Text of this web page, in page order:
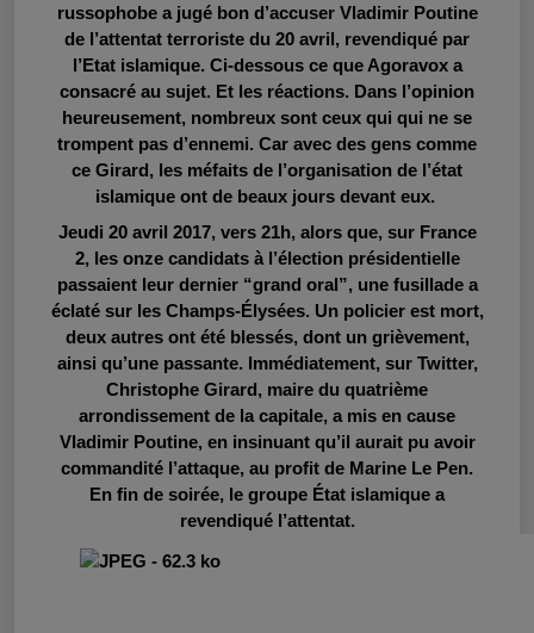
russophobe a jugé bon d’accuser Vladimir Poutine
de l’attentat terroriste du 20 avril, revendiqué par
l’Etat islamique. Ci-dessous ce que Agoravox a
consacré au sujet. Et les réactions. Dans l’opinion
heureusement, nombreux sont ceux qui qui ne se
trompent pas d’ennemi. Car avec des gens comme
ce Girard, les méfaits de l’organisation de l’état
islamique ont de beaux jours devant eux.
Jeudi 20 avril 2017, vers 21h, alors que, sur France
2, les onze candidats à l’élection présidentielle
passaient leur dernier “grand oral”, une fusillade a
éclaté sur les Champs-Élysées. Un policier est mort,
deux autres ont été blessés, dont un grièvement,
ainsi qu’une passante. Immédiatement, sur Twitter,
Christophe Girard, maire du quatrième
arrondissement de la capitale, a mis en cause
Vladimir Poutine, en insinuant qu’il aurait pu avoir
commandité l’attaque, au profit de Marine Le Pen.
En fin de soirée, le groupe État islamique a
revendiqué l’attentat.